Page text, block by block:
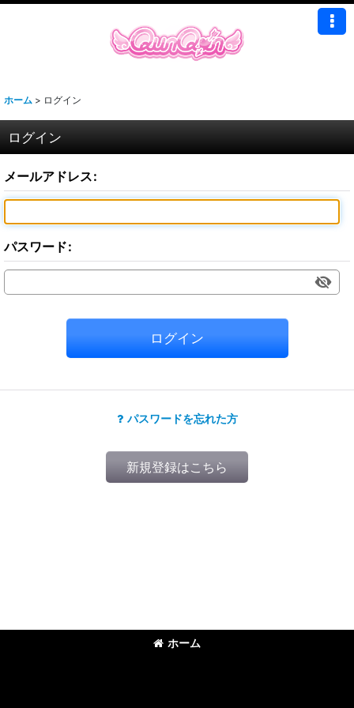
ホーム > ログイン
ログイン
メールアドレス:
パスワード:
ログイン
パスワードを忘れた方
新規登録はこちら
ホーム